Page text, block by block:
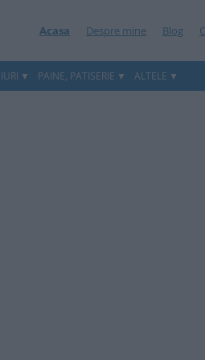
Acasa Despre mine Blog
PAINE, PATISERIE ALTELE